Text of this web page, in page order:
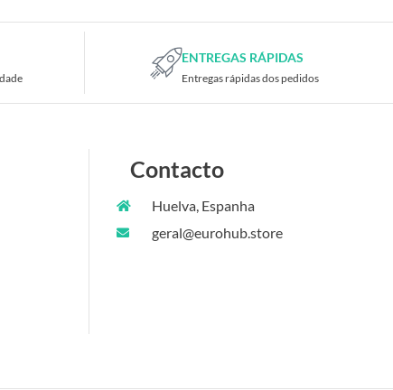
ENTREGAS RÁPIDAS
Entregas rápidas dos pedidos
Contacto
Huelva, Espanha
geral@eurohub.store